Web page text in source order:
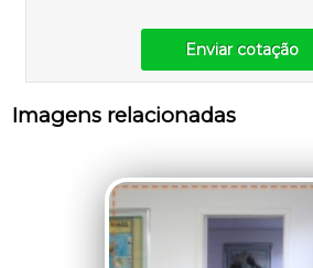
Enviar cotação
Imagens relacionadas